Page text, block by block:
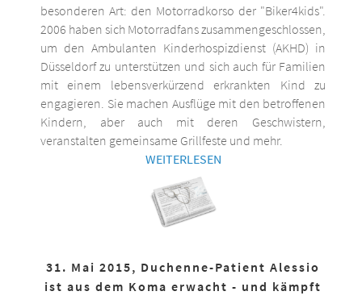
besonderen Art: den Motorradkorso der "Biker4kids".
2006 haben sich Motorradfans zusammengeschlossen,
um den Ambulanten Kinderhospizdienst (AKHD) in
Düsseldorf zu unterstützen und sich auch für Familien
mit einem lebensverkürzend erkrankten Kind zu
engagieren. Sie machen Ausflüge mit den betroffenen
Kindern, aber auch mit deren Geschwistern,
veranstalten gemeinsame Grillfeste und mehr.
WEITERLESEN
31. Mai 2015, Duchenne-Patient Alessio
ist aus dem Koma erwacht - und kämpft